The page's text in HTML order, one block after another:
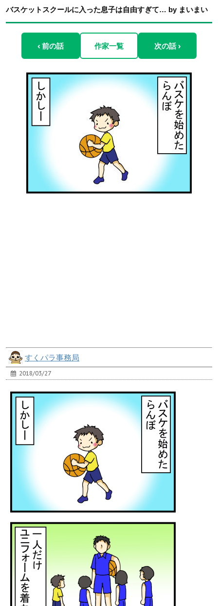
バスケットスクールに入った息子は自由すぎて… by まいまい
‹ 前の話 作家一覧 次の話 ›
すくパラ事務局
2018/03/27